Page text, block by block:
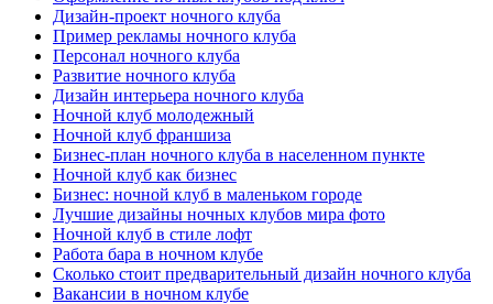
Дизайн-проект ночного клуба
Пример рекламы ночного клуба
Персонал ночного клуба
Развитие ночного клуба
Дизайн интерьера ночного клуба
Ночной клуб молодежный
Ночной клуб франшиза
Бизнес-план ночного клуба в населенном пункте
Ночной клуб как бизнес
Бизнес: ночной клуб в маленьком городе
Лучшие дизайны ночных клубов мира фото
Ночной клуб в стиле лофт
Работа бара в ночном клубе
Сколько стоит предварительный дизайн ночного клуба
Вакансии в ночном клубе